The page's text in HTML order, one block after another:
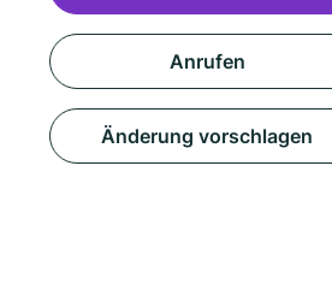
Anrufen
Änderung vorschlagen